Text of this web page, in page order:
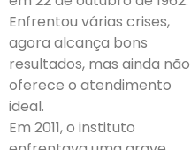
Enfrentou várias crises,
agora alcança bons
resultados, mas ainda não
oferece o atendimento
ideal.
Em 2011, o instituto